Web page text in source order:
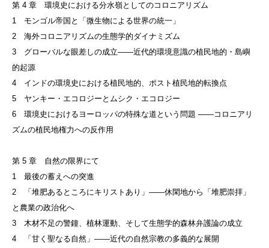
第 4 章 環境史における分水嶺としてのコロニアリズム
1 モンゴル帝国と「微生物による世界の統一」
2 海外コロニアリズムの生態学的ダイナミズム
3 グローバルな眼差しの成立——近代的環境意識の植民地的・島嶼
的起源
4 インドの環境史における植民地的、ポスト植民地的転換点
5 ヤンキー・エコロジーとムシク・エコロジー
6 環境史におけるヨーロッパの特殊な道という問題 ——コロニアリ
ズムの植民地権力への反作用
第 5 章 自然の限界にて
1 最後の蓄えへの突進
2 「堆肥あるところにキリストあり」——休閑地から「堆肥崇拝」
と農業の政治化へ
3 木材不足の警鐘、植林運動、そして生態学的森林弁護論の成立
4 「甘く聖なる自然」——近代の自然宗教の多義的な展開